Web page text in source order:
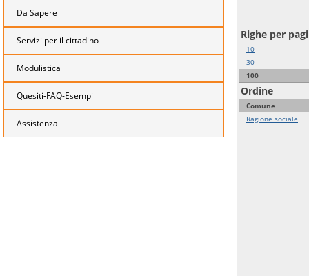
Da Sapere
Servizi per il cittadino
Modulistica
Quesiti-FAQ-Esempi
Assistenza
Righe per
10
30
100
Ordine
Comune
Ragione sociale